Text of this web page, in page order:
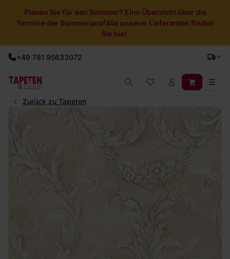
Planen Sie für den Sommer? Eine Übersicht über die
Termine der Sommerausfälle unserer Lieferanten finden
Sie hier.
+49 781 95633072
Zurück zu Tapeten